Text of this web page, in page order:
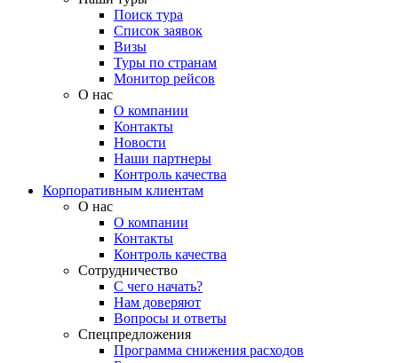
Поиск тура
Список заявок
Визы
Туры по странам
Монитор рейсов
О нас
О компании
Контакты
Новости
Наши партнеры
Контроль качества
Корпоративным клиентам
О нас
О компании
Контакты
Контроль качества
Сотрудничество
С чего начать?
Нам доверяют
Вопросы и ответы
Спецпредложения
Программа снижения расходов